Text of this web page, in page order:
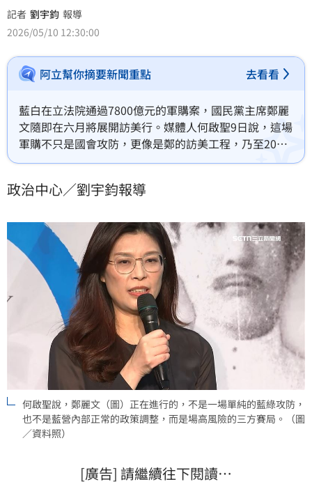
記者 劉宇鈞 報導
2026/05/10 12:30:00
阿立幫你摘要新聞重點 去看看
藍白在立法院通過7800億元的軍購案，國民黨主席鄭麗
文隨即在六月將展開訪美行。媒體人何啟聖9日說，這場
軍購不只是國會攻防，更像是鄭的訪美工程，乃至2028
總統的一部分；他也說，黨主席不是個人登基階梯的領
的死巷。
政治中心／劉宇鈞報導
何啟聖說，鄭麗文（圖）正在進行的，不是一場單純的藍綠攻防，
也不是藍營內部正常的政策調整，而是場高風險的三方賽局。（圖
／資料照）
[廣告] 請繼續往下閱讀…